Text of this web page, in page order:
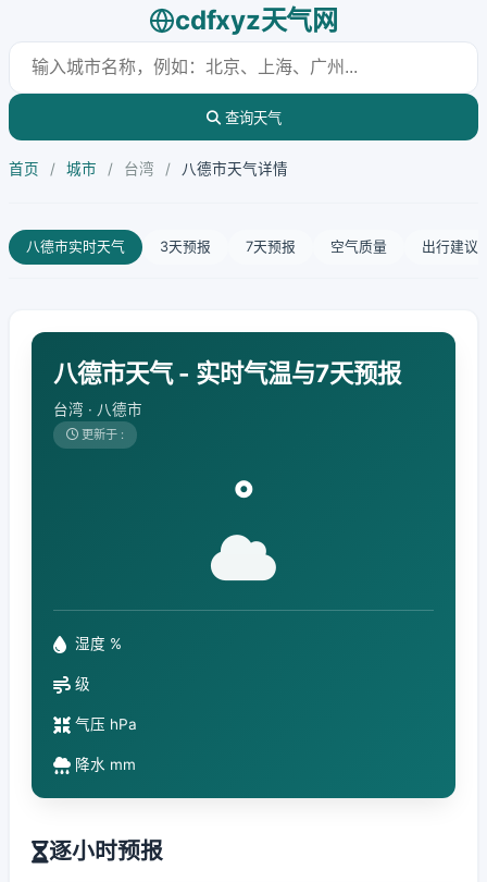
cdfxyz天气网
查询天气
首页 / 城市 / 台湾 / 八德市天气详情
八德市实时天气 3天预报 7天预报 空气质量 出行建议
八德市天气 - 实时气温与7天预报
台湾 · 八德市
更新于 :
°
湿度 %
级
气压 hPa
降水 mm
逐小时预报